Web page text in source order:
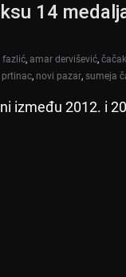
14
fazlić, amar dervišević, čačak
prtinac, novi pazar, sumeja
između 2012. i